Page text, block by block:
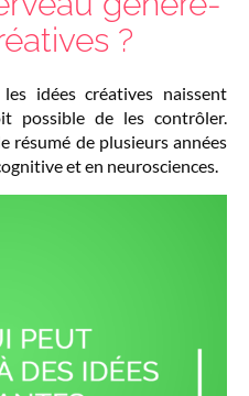
?
idées créatives naissent
possible de les contrôler.
résumé de plusieurs années
et en neurosciences.